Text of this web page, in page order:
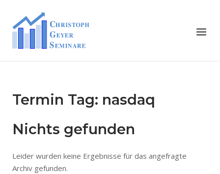
content
Home
Menu
Termin Tag: nasdaq
Nichts gefunden
Leider wurden keine Ergebnisse für das angefragte
Archiv gefunden.